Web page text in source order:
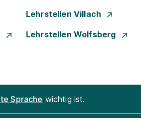
Lehrstellen Villach
Lehrstellen Wolfsberg
Sprache wichtig ist.